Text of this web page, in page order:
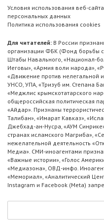
Условия использования веб-
персональных данных
Политика использования cookies
Для читателей: В России
организации ФБК (Фонд борьбы
Штабы Навального, «Национал-
Иеговы», «Армия воли народа»,
«Движение против нелегальной
УНСО, УПА, «Тризуб им. Степана
«Меджлис крымскотатарского
общероссийская политическая
«Айдар». Признаны
Талибан», «Имарат Кавказ»,
Джебхад-ан-Нусра, «АУМ
странах исламского Магриба»,
нежелательной деятельность
Медиа». СМИ-иноагентами
«Важные истории», «Голос
«Медиазона», ОВД-инфо.
«Мемориал», «Аналитический
Instagram и Facebook (Metа)